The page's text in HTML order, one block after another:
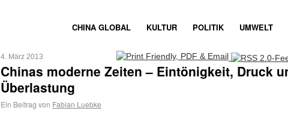
CHINA GLOBAL KULTUR POLITIK UMWELT
4. März 2013
Chinas moderne Zeiten – Eintönigkeit, Druck
Überlastung
Ein Beitrag von Fabian Luebke